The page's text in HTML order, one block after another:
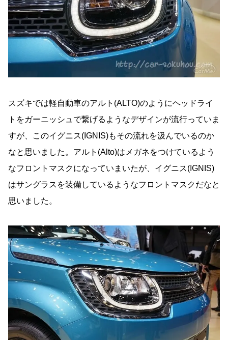
スズキでは軽自動車のアルト(ALTO)のようにヘッドライ
トをガーニッシュで繋げるようなデザインが流行っていま
すが、このイグニス(IGNIS)もその流れを汲んでいるのか
なと思いました。アルト(Alto)はメガネをつけているよう
なフロントマスクになっていまいたが、イグニス(IGNIS)
はサングラスを装備しているようなフロントマスクだなと
思いました。